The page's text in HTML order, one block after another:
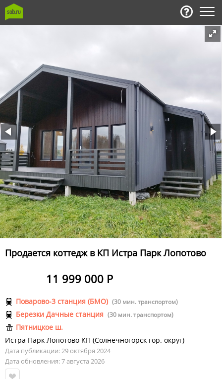
Продается коттедж в КП Истра Парк Лопотово
11 999 000 Р
Поварово-3 станция (БМО) (30 мин. транспортом)
Березки Дачные станция (30 мин. транспортом)
Пятницкое ш.
Истра Парк Лопотово КП (Солнечногорск гор. округ)
Дата публикации: 29 октября 2024
Дата обновления: 7 августа 2026